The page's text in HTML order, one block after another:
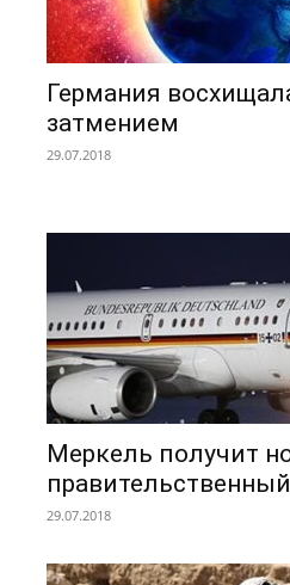
Германия
затмением
29.07.2018
Меркель получит
29.07.2018